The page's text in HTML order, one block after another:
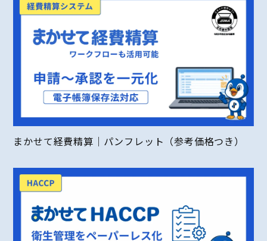
まかせて経費精算｜パンフレット（参考価格つき）